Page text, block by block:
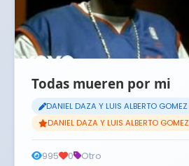
Todas mueren por mi
DANIEL DAZA Y LUIS ALBERTO GOMEZ
DANIEL DAZA Y LUIS ALBERTO GOMEZ
995 0 Otro